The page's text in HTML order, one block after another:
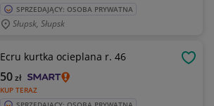
SPRZEDAJĄCY: OSOBA PRYWATNA
Słupsk, Słupsk
Ecru kurtka ocieplana r. 46
KUP TERAZ
50zł